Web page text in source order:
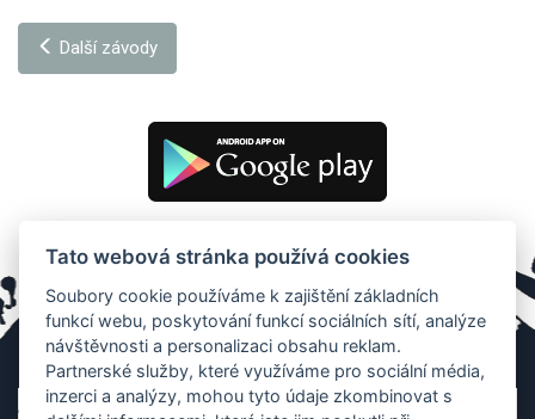
Další závody
Tato webová stránka používá cookies
Soubory cookie používáme k zajištění základních
funkcí webu, poskytování funkcí sociálních sítí, analýze
návštěvnosti a personalizaci obsahu reklam.
Partnerské služby, které využíváme pro sociální média,
inzerci a analýzy, mohou tyto údaje zkombinovat s